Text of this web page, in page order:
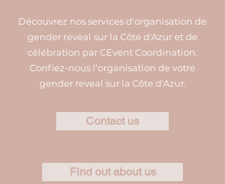
Découvrez nos services d'organisation de
gender reveal sur la Côte d'Azur et de
célébration par CEvent Coordination.
Confiez-nous l'organisation de votre
gender reveal sur la Côte d'Azur.
Contact us
Find out about us